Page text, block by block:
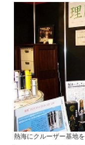
熱海にクルーザー基地を